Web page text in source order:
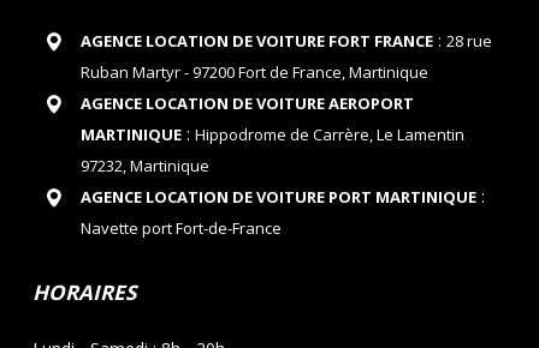
AGENCE LOCATION DE VOITURE FORT FRANCE: 28 rue
Ruban Martyr - 97200 Fort de France, Martinique
AGENCE LOCATION DE VOITURE AEROPORT
MARTINIQUE: Hippodrome de Carrère, Le Lamentin
97232, Martinique
AGENCE LOCATION DE VOITURE PORT MARTINIQUE:
Navette port Fort-de-France
HORAIRES